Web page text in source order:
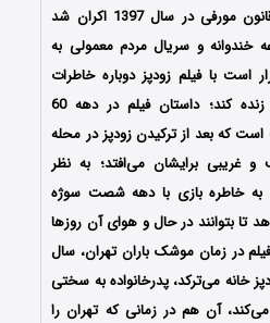
جوان که آخرین ساخته او قانون مورفی در سال 1397 اکران شد
و سریال مردم معمولی به
است با فیلم زودپز دوباره خاطرات
خوش فیلم‌های قبلی‌اش را زنده کند؛ داستان فیلم در دهه 60
که بعد از ترکیدن زودپز در محله
غریبی برایشان می‌افتد؛ به نظر
به خاطره بازی با دهه شصت سوژه
بتوانند در حال و هوای آن روزها
در زمان موشک‌ باران تهران، سال
خانه می‌ترکد، پدرخانواده به سختی
آن هم در زمانی که تهران را